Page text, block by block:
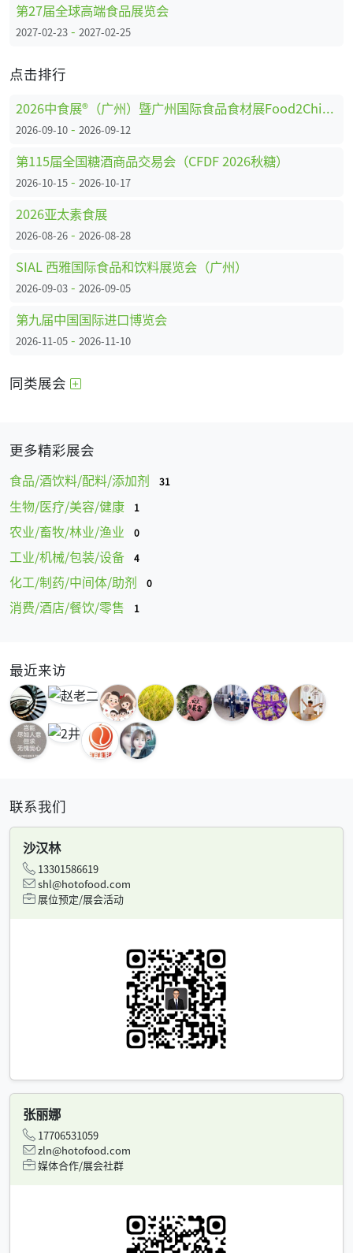
第27届全球高端食品展览会
2027-02-23 - 2027-02-25
点击排行
2026中食展®（广州）暨广州国际食品食材展Food2China Expo
2026-09-10 - 2026-09-12
第115届全国糖酒商品交易会（CFDF 2026秋糖）
2026-10-15 - 2026-10-17
2026亚太素食展
2026-08-26 - 2026-08-28
SIAL 西雅国际食品和饮料展览会（广州）
2026-09-03 - 2026-09-05
第九届中国国际进口博览会
2026-11-05 - 2026-11-10
同类展会
更多精彩展会
食品/酒饮料/配料/添加剂 31
生物/医疗/美容/健康 1
农业/畜牧/林业/渔业 0
工业/机械/包装/设备 4
化工/制药/中间体/助剂 0
消费/酒店/餐饮/零售 1
最近来访
联系我们
沙汉林
13301586619
shl@hotofood.com
展位预定/展会活动
张丽娜
17706531059
zln@hotofood.com
媒体合作/展会社群